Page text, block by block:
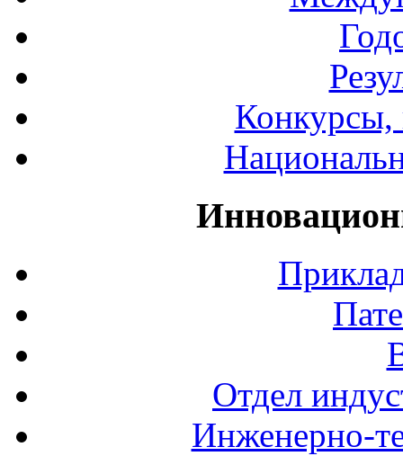
Конкурсы,
Отдел
Инженерно-